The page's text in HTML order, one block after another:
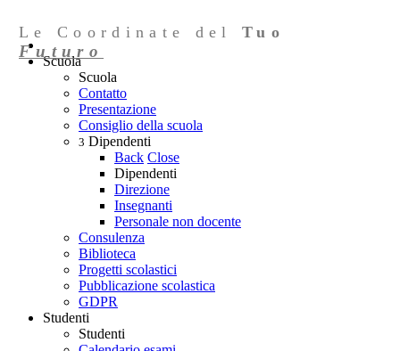
Le Coordinate delTuo
Futuro
Scuola
Scuola
Contatto
Presentazione
Consiglio della scuola
3 Dipendenti
Back Close
Dipendenti
Direzione
Insegnanti
Personale non docente
Consulenza
Biblioteca
Progetti scolastici
Pubblicazione scolastica
GDPR
Studenti
Studenti